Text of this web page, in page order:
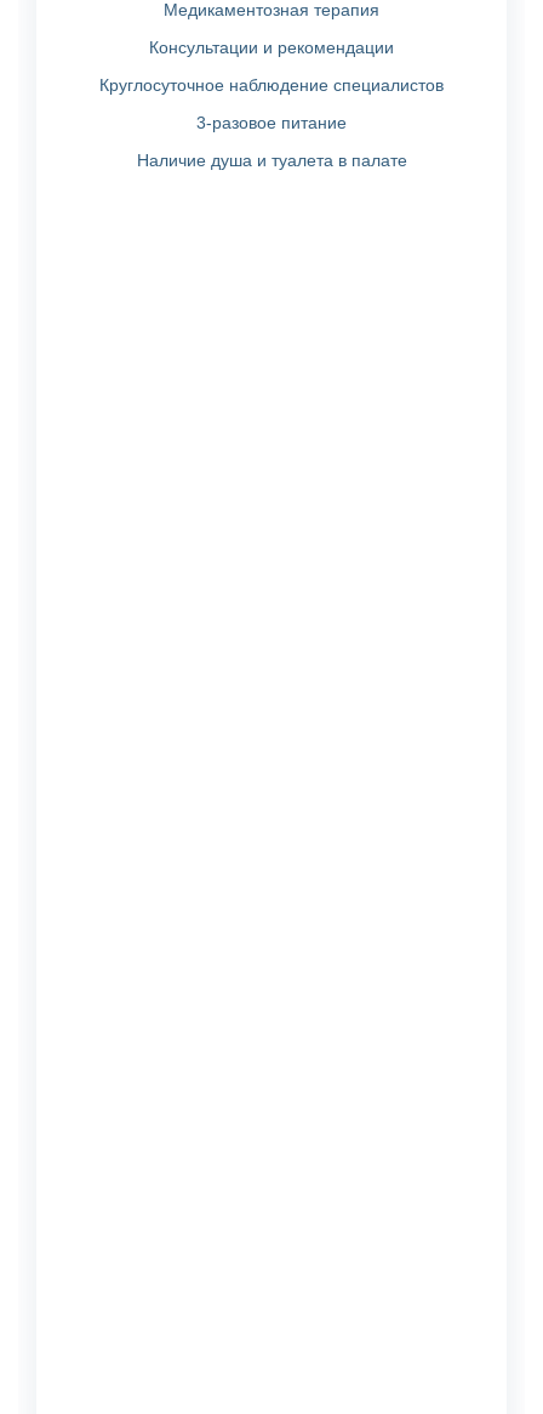
Медикаментозная терапия
Консультации и рекомендации
Круглосуточное наблюдение специалистов
3-разовое питание
Наличие душа и туалета в палате